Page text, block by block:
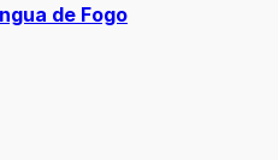
de Fogo